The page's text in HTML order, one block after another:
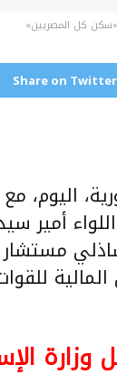
«سكن كل المصريين»
Share on Twitter
اليوم،